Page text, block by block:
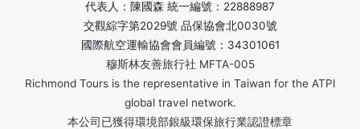
代表人：陳國森 統一編號：22888987
交觀綜字第2029號 品保協會北0030號
國際航空運輸協會會員編號：34301061
穆斯林友善旅行社 MFTA-005
Richmond Tours is the representative in Taiwan for the ATPI
global travel network.
本公司已獲得環境部銀級環保旅行業認證標章